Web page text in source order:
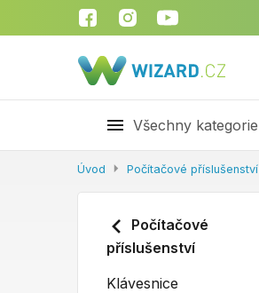
Všechny kategorie
Úvod Počítačové příslušenství
Počítačové
příslušenství
Klávesnice